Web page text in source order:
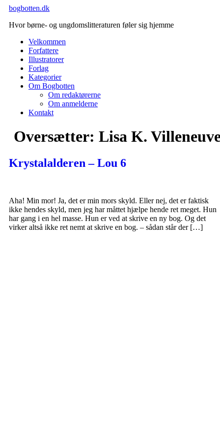
Videre
indhold
bogbotten.dk
Hvor børne- og ungdomslitteraturen føler sig hjemme
Velkommen
Forfattere
Illustratorer
Forlag
Kategorier
Om Bogbotten
Om redaktørerne
Om anmelderne
Kontakt
Oversætter: Lisa K.
Krystalalderen – Lou 6
Aha! Min mor! Ja, det er min mors skyld. Eller nej, det er faktisk
ikke hendes skyld, men jeg har måttet hjælpe hende ret meget. Hun
har gang i en hel masse. Hun er ved at skrive en ny bog. Og det
virker altså ikke ret nemt at skrive en bog. – sådan står der […]